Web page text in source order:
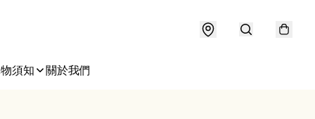
須知 關於我們